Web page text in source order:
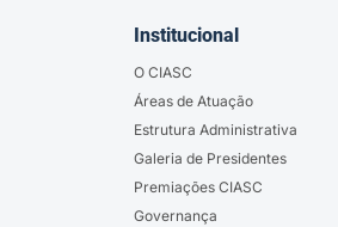
Institucional
O CIASC
Áreas de Atuação
Estrutura Administrativa
Galeria de Presidentes
Premiações CIASC
Governança